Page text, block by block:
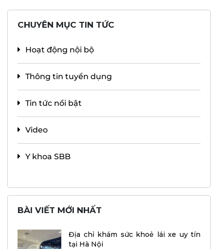
CHUYÊN MỤC TIN TỨC
Hoạt động nội bộ
Thông tin tuyển dụng
Tin tức nổi bật
Video
Y khoa SBB
BÀI VIẾT MỚI NHẤT
Địa chỉ khám sức khoẻ lái xe uy tín
tại Hà Nội